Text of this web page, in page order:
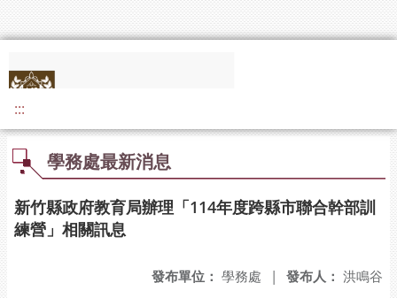
:::
學務處最新消息
新竹縣政府教育局辦理「114年度跨縣市聯合幹部訓
練營」相關訊息
發布人： 洪鳴谷
發布單位： 學務處 |